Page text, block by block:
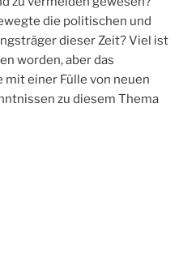
die politischen und
dieser Zeit? Viel ist
worden, aber das
einer Fülle von neuen
zu diesem Thema